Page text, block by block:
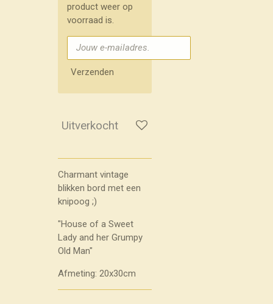
product weer op
voorraad is.
Verzenden
Uitverkocht
Charmant vintage
blikken bord met een
knipoog ;)
"House of a Sweet
Lady and her Grumpy
Old Man"
Afmeting: 20x30cm